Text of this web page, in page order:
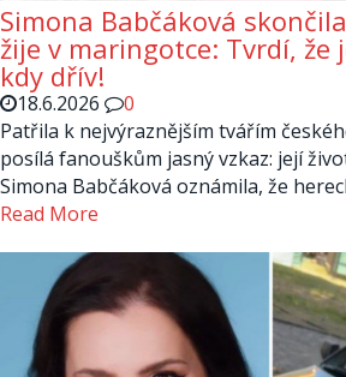
Simona Babčáková
žije v maringotce: Tvrdí, že
kdy dřív!
18.6.2026
0
Patřila k nejvýraznějším tvářím
posílá fanouškům jasný vzkaz: její
Simona Babčáková oznámila, že
Read More